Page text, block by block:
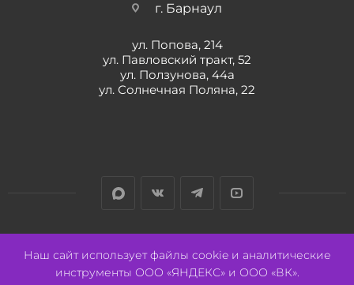
г. Барнаул
ул. Попова, 214
ул. Павловский тракт, 52
ул. Ползунова, 44а
ул. Солнечная Поляна, 22
Разработано:Авалон
Наш сайт использует файлы cookie и аналитические
инструменты ООО «ЯНДЕКС» и ООО «ВК».